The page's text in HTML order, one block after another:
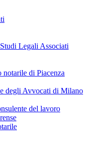
Legali Associati
di Piacenza
degli Avvocati di Milano
del lavoro